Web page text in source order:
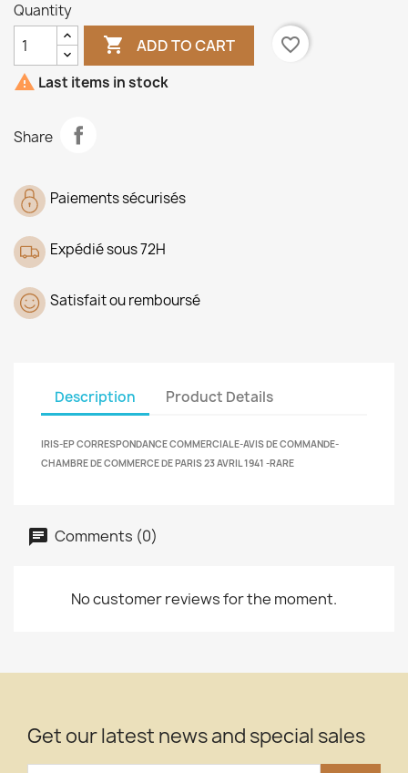
Quantity
 ADD TO CART
favorite_border
 Last items in stock
Share
Paiements sécurisés
Expédié sous 72H
Satisfait ou remboursé
Description Product Details
IRIS-EP CORRESPONDANCE COMMERCIALE-AVIS DE COMMANDE-
CHAMBRE DE COMMERCE DE PARIS 23 AVRIL 1941 -RARE
Comments (0)
No customer reviews for the moment.
Get our latest news and special sales